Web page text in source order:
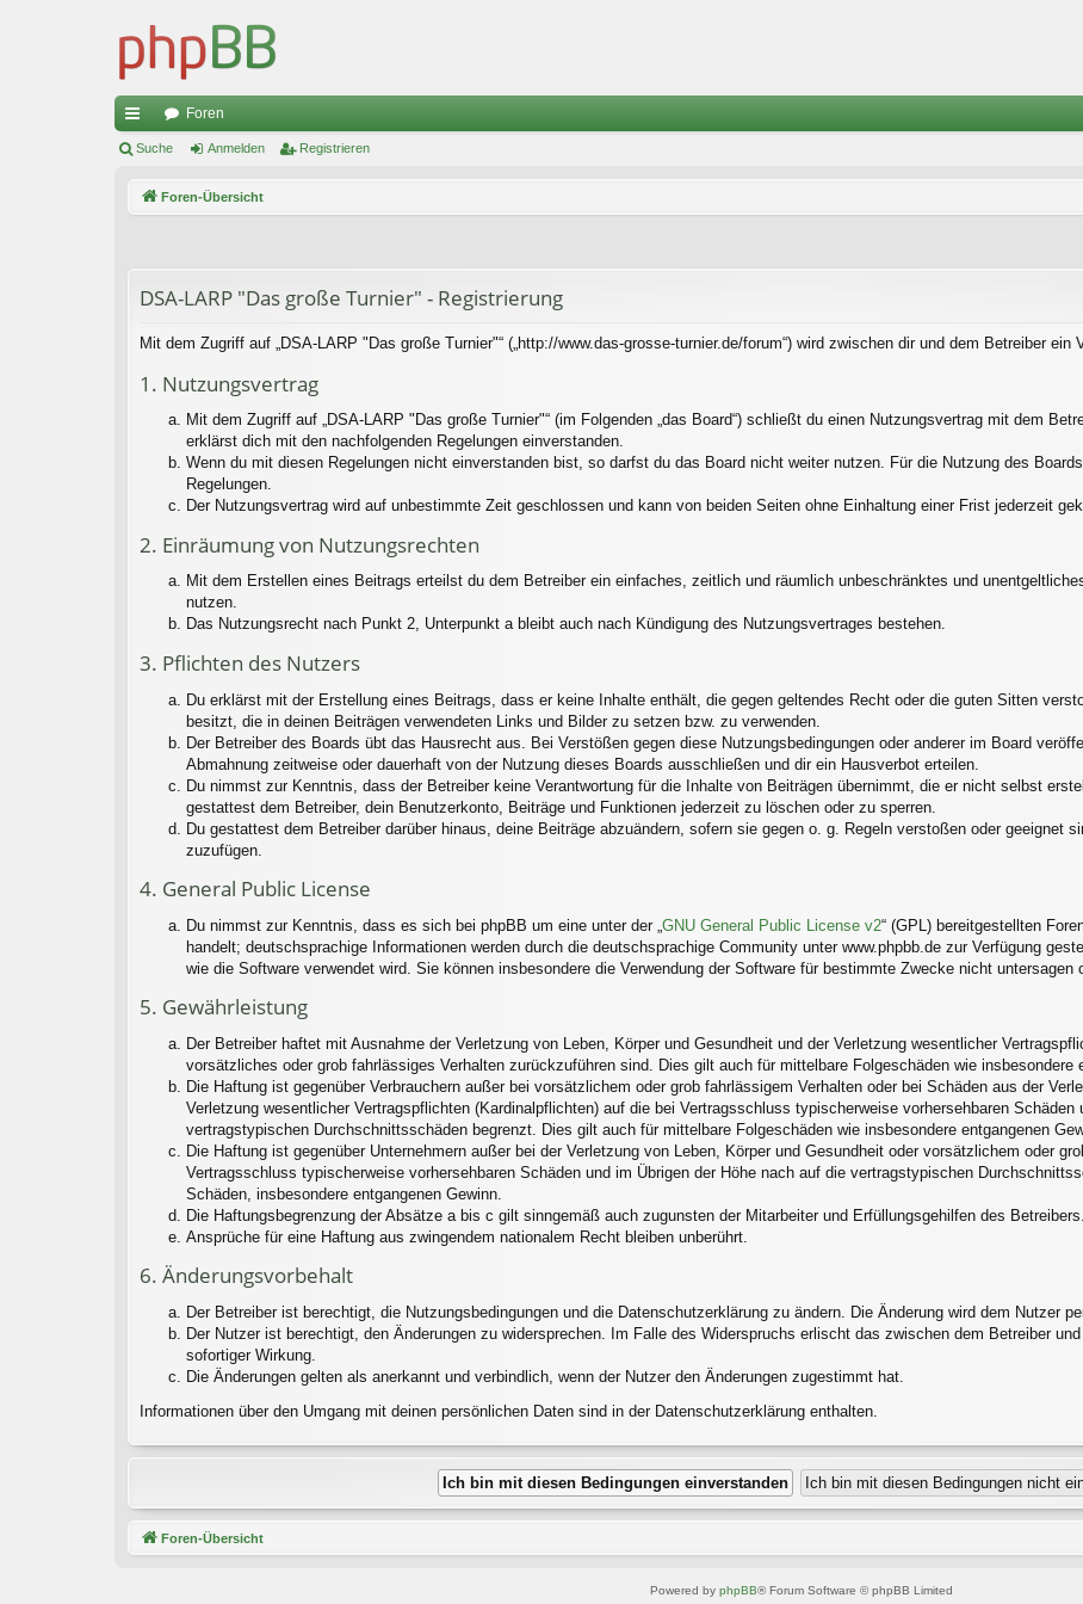
ch
Foren
Suche Anmelden Registrieren
Foren-Übersicht
DSA-LARP "Das große Turnier" - Registrierung
Mit dem Zugriff auf „DSA-LARP "Das große Turnier"“ („http://www.das-grosse-turnier.de/forum“) wird zwischen dir und dem Betreiber
1. Nutzungsvertrag
Mit dem Zugriff auf „DSA-LARP "Das große Turnier"“ (im Folgenden „das Board“) schließt du einen Nutzungsvertrag mit dem
erklärst dich mit den nachfolgenden Regelungen einverstanden.
Wenn du mit diesen Regelungen nicht einverstanden bist, so darfst du das Board nicht weiter nutzen. Für die Nutzung des
Regelungen.
Der Nutzungsvertrag wird auf unbestimmte Zeit geschlossen und kann von beiden Seiten ohne Einhaltung einer Frist jederzeit
2. Einräumung von Nutzungsrechten
Mit dem Erstellen eines Beitrags erteilst du dem Betreiber ein einfaches, zeitlich und räumlich unbeschränktes und
nutzen.
Das Nutzungsrecht nach Punkt 2, Unterpunkt a bleibt auch nach Kündigung des Nutzungsvertrages bestehen.
3. Pflichten des Nutzers
Du erklärst mit der Erstellung eines Beitrags, dass er keine Inhalte enthält, die gegen geltendes Recht oder die guten Sitten
besitzt, die in deinen Beiträgen verwendeten Links und Bilder zu setzen bzw. zu verwenden.
Der Betreiber des Boards übt das Hausrecht aus. Bei Verstößen gegen diese Nutzungsbedingungen oder anderer im Board
Abmahnung zeitweise oder dauerhaft von der Nutzung dieses Boards ausschließen und dir ein Hausverbot erteilen.
Du nimmst zur Kenntnis, dass der Betreiber keine Verantwortung für die Inhalte von Beiträgen übernimmt, die er nicht selbst
gestattest dem Betreiber, dein Benutzerkonto, Beiträge und Funktionen jederzeit zu löschen oder zu sperren.
Du gestattest dem Betreiber darüber hinaus, deine Beiträge abzuändern, sofern sie gegen o. g. Regeln verstoßen oder geeignet
zuzufügen.
4. General Public License
Du nimmst zur Kenntnis, dass es sich bei phpBB um eine unter der „ GNU General Public License v2“ (GPL) bereitgestellten
handelt; deutschsprachige Informationen werden durch die deutschsprachige Community unter www.phpbb.de zur Verfügung
wie die Software verwendet wird. Sie können insbesondere die Verwendung der Software für bestimmte Zwecke nicht untersagen
5. Gewährleistung
Der Betreiber haftet mit Ausnahme der Verletzung von Leben, Körper und Gesundheit und der Verletzung wesentlicher
vorsätzliches oder grob fahrlässiges Verhalten zurückzuführen sind. Dies gilt auch für mittelbare Folgeschäden wie insbesondere
Die Haftung ist gegenüber Verbrauchern außer bei vorsätzlichem oder grob fahrlässigem Verhalten oder bei Schäden aus der
Verletzung wesentlicher Vertragspflichten (Kardinalpflichten) auf die bei Vertragsschluss typischerweise vorhersehbaren Schäden
vertragstypischen Durchschnittsschäden begrenzt. Dies gilt auch für mittelbare Folgeschäden wie insbesondere entgangenen
Die Haftung ist gegenüber Unternehmern außer bei der Verletzung von Leben, Körper und Gesundheit oder vorsätzlichem oder
Vertragsschluss typischerweise vorhersehbaren Schäden und im Übrigen der Höhe nach auf die vertragstypischen
Schäden, insbesondere entgangenen Gewinn.
Die Haftungsbegrenzung der Absätze a bis c gilt sinngemäß auch zugunsten der Mitarbeiter und Erfüllungsgehilfen des Betreibers.
Ansprüche für eine Haftung aus zwingendem nationalem Recht bleiben unberührt.
6. Änderungsvorbehalt
Der Betreiber ist berechtigt, die Nutzungsbedingungen und die Datenschutzerklärung zu ändern. Die Änderung wird dem Nutzer
Der Nutzer ist berechtigt, den Änderungen zu widersprechen. Im Falle des Widerspruchs erlischt das zwischen dem Betreiber
sofortiger Wirkung.
Die Änderungen gelten als anerkannt und verbindlich, wenn der Nutzer den Änderungen zugestimmt hat.
Informationen über den Umgang mit deinen persönlichen Daten sind in der Datenschutzerklärung enthalten.
Foren-Übersicht
Powered by phpBB® Forum Software © phpBB Limited